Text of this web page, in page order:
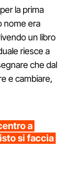
la prima
nome era
un libro
riesce a
che dal
e cambiare,
a
si faccia